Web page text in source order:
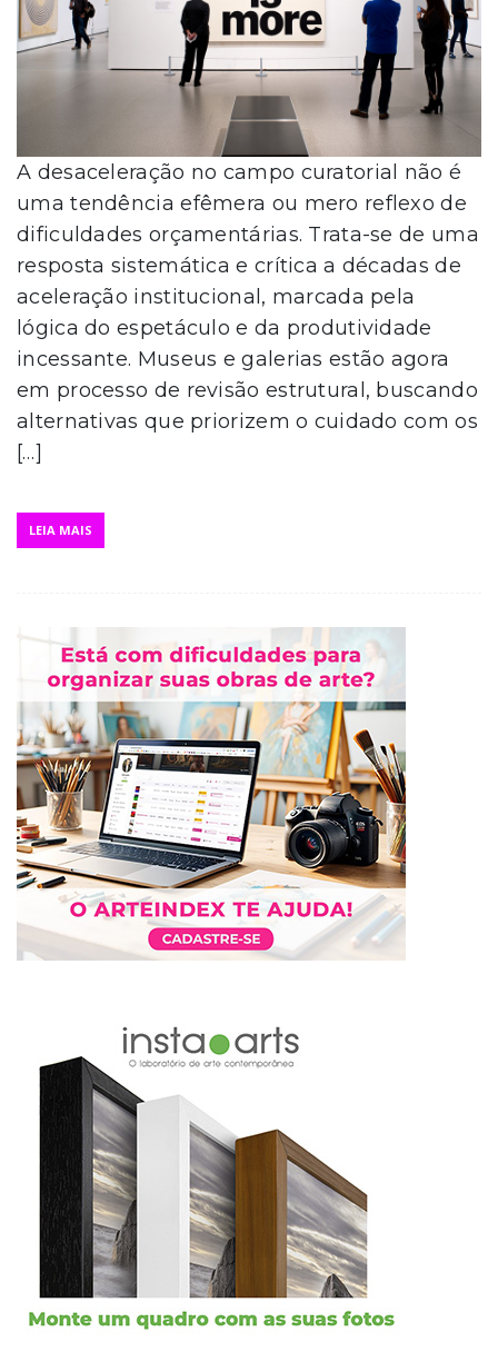
A desaceleração no campo curatorial não é
uma tendência efêmera ou mero reflexo de
dificuldades orçamentárias. Trata-se de uma
resposta sistemática e crítica a décadas de
aceleração institucional, marcada pela
lógica do espetáculo e da produtividade
incessante. Museus e galerias estão agora
em processo de revisão estrutural, buscando
alternativas que priorizem o cuidado com os
[…]
LEIA MAIS